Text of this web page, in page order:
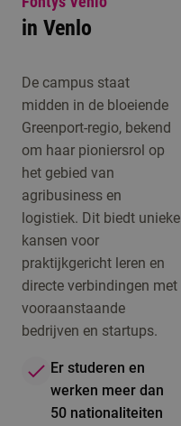
in Venlo
De campus staat
midden in de bloeiende
Greenport-regio, bekend
om haar pioniersrol op
het gebied van
agribusiness en
logistiek. Dit biedt unieke
kansen voor
praktijkgericht leren en
directe verbindingen met
vooraanstaande
bedrijven en startups.
Er studeren en
werken meer dan
50 nationaliteiten